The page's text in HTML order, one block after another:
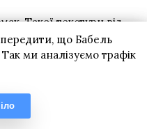
що Бабель
ми аналізуємо трафік